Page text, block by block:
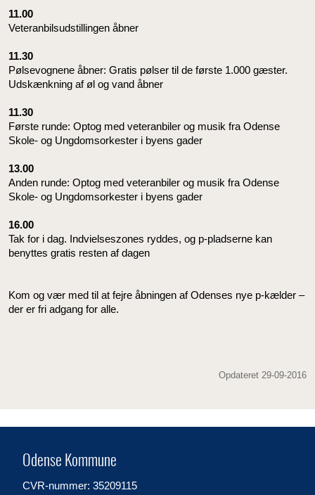
11.00
Veteranbilsudstillingen åbner
11.30
Pølsevognene åbner: Gratis pølser til de første 1.000 gæster.
Udskænkning af øl og vand åbner
11.30
Første runde: Optog med veteranbiler og musik fra Odense
Skole- og Ungdomsorkester i byens gader
13.00
Anden runde: Optog med veteranbiler og musik fra Odense
Skole- og Ungdomsorkester i byens gader
16.00
Tak for i dag. Indvielseszones ryddes, og p-pladserne kan
benyttes gratis resten af dagen
Kom og vær med til at fejre åbningen af Odenses nye p-kælder –
der er fri adgang for alle.
Opdateret 29-09-2016
Odense Kommune
CVR-nummer: 35209115